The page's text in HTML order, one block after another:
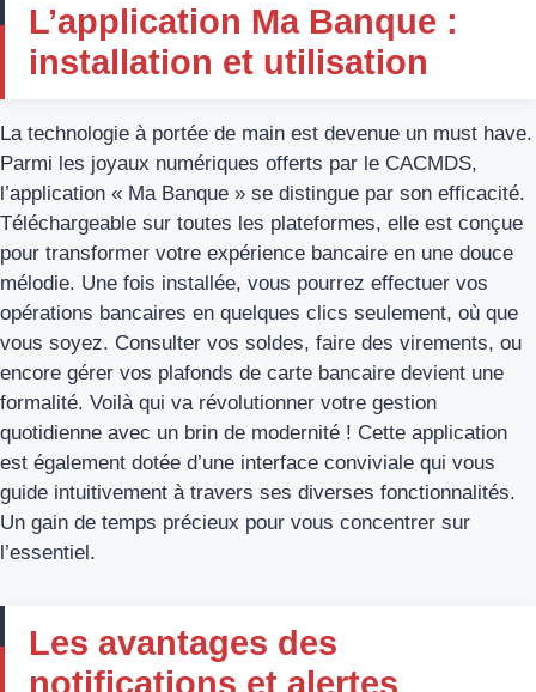
L’application Ma Banque :
installation et utilisation
La technologie à portée de main est devenue un must have.
Parmi les joyaux numériques offerts par le CACMDS,
l’application « Ma Banque » se distingue par son efficacité.
Téléchargeable sur toutes les plateformes, elle est conçue
pour transformer votre expérience bancaire en une douce
mélodie. Une fois installée, vous pourrez effectuer vos
opérations bancaires en quelques clics seulement, où que
vous soyez. Consulter vos soldes, faire des virements, ou
encore gérer vos plafonds de carte bancaire devient une
formalité. Voilà qui va révolutionner votre gestion
quotidienne avec un brin de modernité ! Cette application
est également dotée d’une interface conviviale qui vous
guide intuitivement à travers ses diverses fonctionnalités.
Un gain de temps précieux pour vous concentrer sur
l’essentiel.
Les avantages des
notifications et alertes